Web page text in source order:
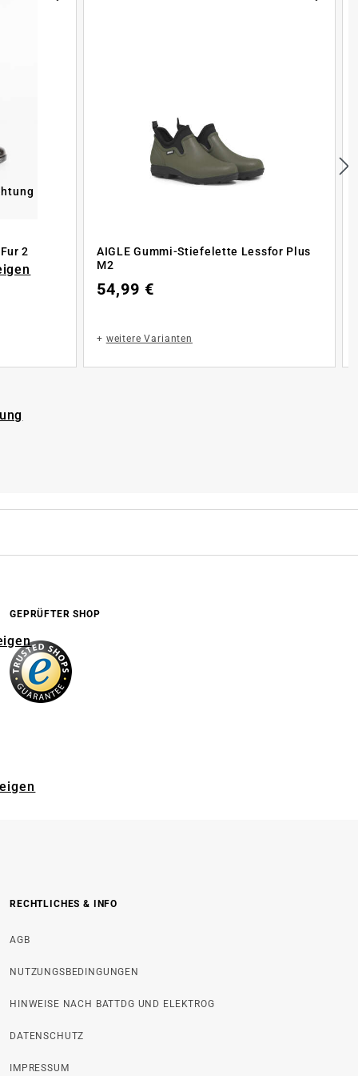
AIGLE Gummistiefel Carville Fur 2
AIGLE Gummi-Stiefelette Lessfor Plus
M2
54,99 €
+ weitere Varianten
GEPRÜFTER SHOP
RECHTLICHES & INFO
AGB
NUTZUNGSBEDINGUNGEN
HINWEISE NACH BATTDG UND ELEKTROG
DATENSCHUTZ
IMPRESSUM